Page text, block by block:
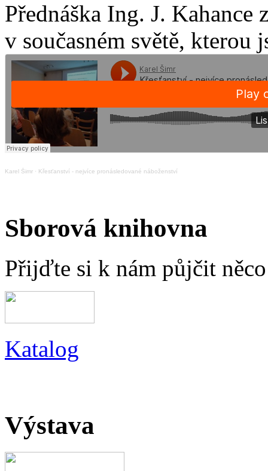
Přednáška Ing. J.
v současném světě, kterou
Karel Šimr · Křesťanství - nejvíce pronásledované náboženství
Sborová knihovna
Přijďte si k nám půjčit
Katalog
Výstava